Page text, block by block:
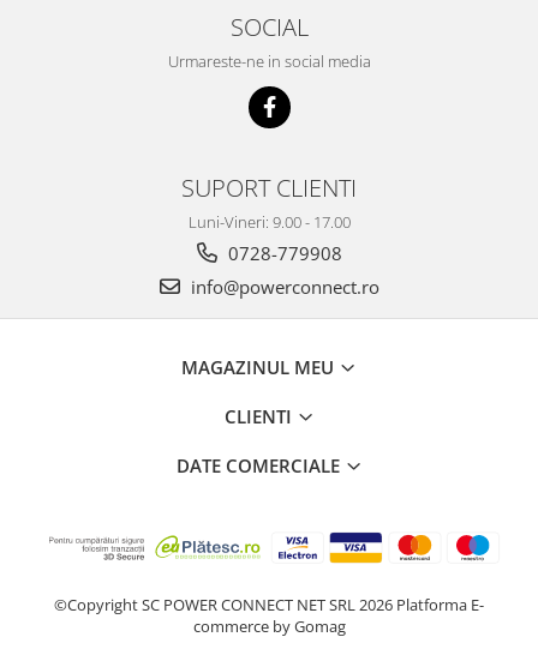
SOCIAL
Urmareste-ne in social media
SUPORT CLIENTI
Luni-Vineri: 9.00 - 17.00
0728-779908
info@powerconnect.ro
MAGAZINUL MEU
CLIENTI
DATE COMERCIALE
©Copyright SC POWER CONNECT NET SRL 2026 Platforma E-
commerce by Gomag